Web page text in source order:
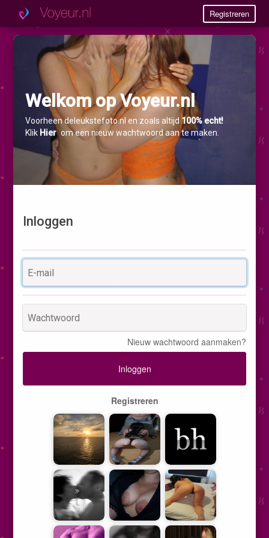
Registreren
Welkom op Voyeur.nl
Voorheen deleukstefoto.nl en zoals altijd 100% echt!
Klik Hier om een nieuw wachtwoord aan te maken.
Inloggen
Nieuw wachtwoord aanmaken?
Inloggen
Registreren